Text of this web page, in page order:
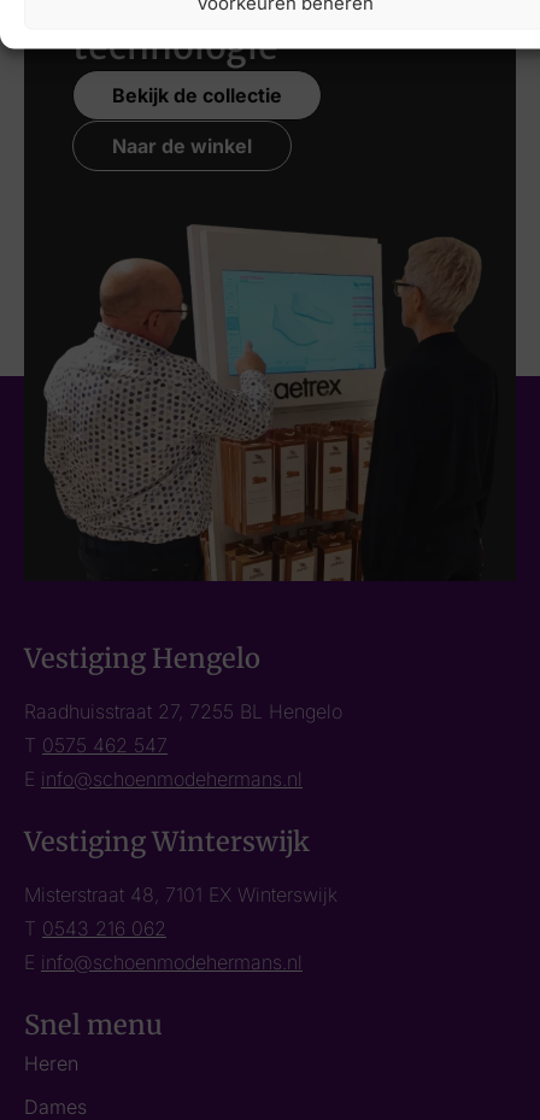
technologie
Bekijk de collectie
Naar de winkel
Vestiging Hengelo
Raadhuisstraat 27, 7255 BL Hengelo
T 0575 462 547
E info@schoenmodehermans.nl
Vestiging Winterswijk
Misterstraat 48, 7101 EX Winterswijk
T 0543 216 062
E info@schoenmodehermans.nl
Snel menu
Heren
Dames